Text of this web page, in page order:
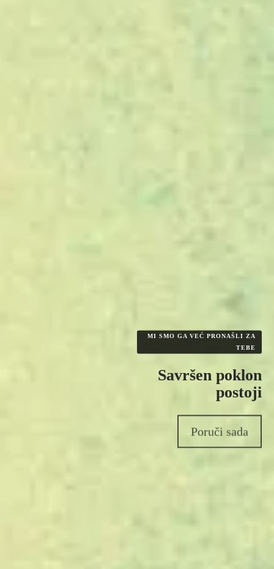
MI SMO GA VEĆ PRONAŠLI ZA
TEBE
Savršen poklon
postoji
Poruči sada